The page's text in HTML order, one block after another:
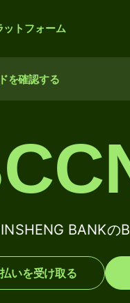
ットフォーム
を確認する
BANKの
いを受け取る